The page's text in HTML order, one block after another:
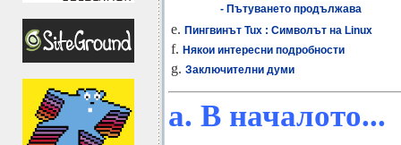
- Пътуването продължава
e. Пингвинът Tux : Символът на Linux
f. Някои интересни подробности
g. Заключителни думи
a. В началото...